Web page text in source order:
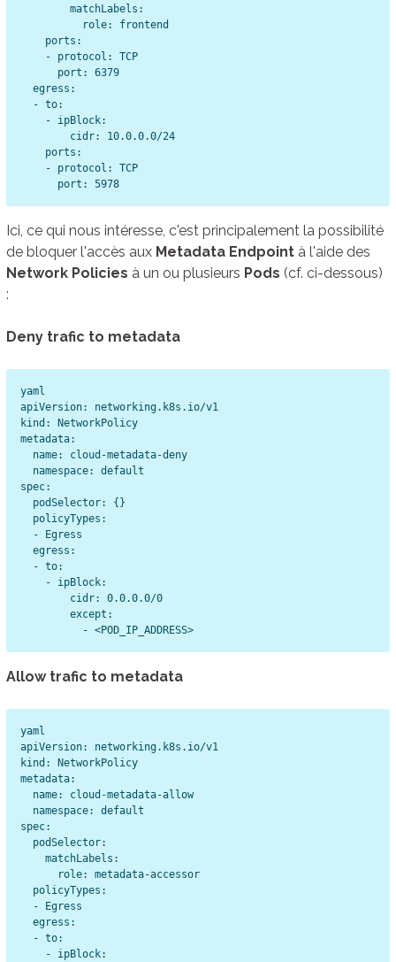
        matchLabels:
          role: frontend
    ports:
    - protocol: TCP
      port: 6379
  egress:
  - to:
    - ipBlock:
        cidr: 10.0.0.0/24
    ports:
    - protocol: TCP
Ici, ce qui nous intéresse, c'est principalement la possibilité
de bloquer l'accès aux Metadata Endpoint à l'aide des
Network Policies à un ou plusieurs Pods (cf. ci-dessous)
:
Deny trafic to metadata
yaml
apiVersion: networking.k8s.io/v1
kind: NetworkPolicy
metadata:
  name: cloud-metadata-deny
  namespace: default
spec:
  podSelector: {}
  policyTypes:
  - Egress
  egress:
  - to:
    - ipBlock:
        cidr: 0.0.0.0/0
        except:
Allow trafic to metadata
yaml
apiVersion: networking.k8s.io/v1
kind: NetworkPolicy
metadata:
  name: cloud-metadata-allow
  namespace: default
spec:
  podSelector:
    matchLabels:
      role: metadata-accessor
  policyTypes:
  - Egress
  egress:
  - to:
    - ipBlock: